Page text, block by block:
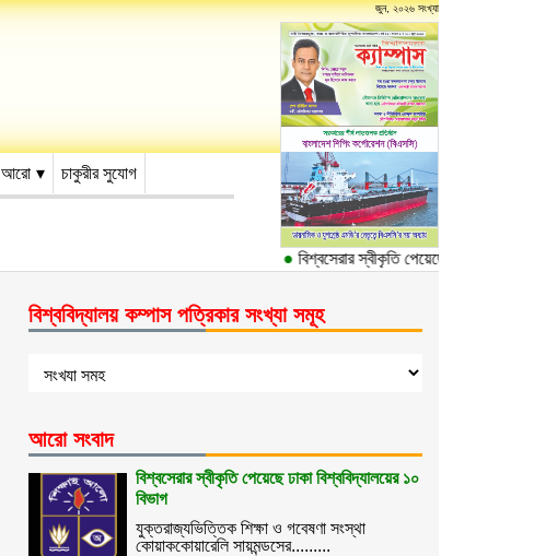
জুন, ২০২৬ সংখ্যা
আরো চাকুরীর সুযোগ
বিশ্বসেরার স্বীকৃতি পেয়েছে ঢাকা
বিশ্ববিদ্যালয় কম্পাস পত্রিকার সংখ্যা সমূহ
আরো সংবাদ
বিশ্বসেরার স্বীকৃতি পেয়েছে ঢাকা বিশ্ববিদ্যালয়ের ১০
বিভাগ
যুক্তরাজ্যভিত্তিক শিক্ষা ও গবেষণা সংস্থা
কোয়াককোয়ারেলি সায়মন্ডসের.........